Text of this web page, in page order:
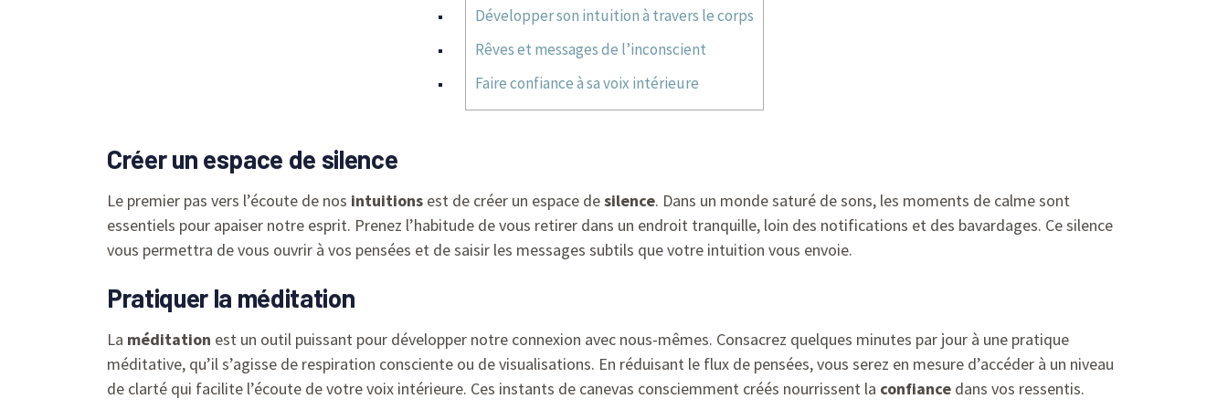
Développer son intuition à travers le corps
Rêves et messages de l’inconscient
Faire confiance à sa voix intérieure
Créer un espace de silence
Le premier pas vers l’écoute de nos intuitions est de créer un espace desilence. Dans un monde saturé de sons, les moments de calme sont
essentiels pour apaiser notre esprit. Prenez l’habitude de vous retirer dans un endroit tranquille, loin des notifications et des bavardages. Ce silence
vous permettra de vous ouvrir à vos pensées et de saisir les messages subtils que votre intuition vous envoie.
Pratiquer la méditation
La méditation est un outil puissant pour développer notre connexion avec nous-mêmes. Consacrez quelques minutes par jour à une pratique
méditative, qu’il s’agisse de respiration consciente ou de visualisations. En réduisant le flux de pensées, vous serez en mesure d’accéder à un niveau
de clarté qui facilite l’écoute de votre voix intérieure. Ces instants de canevas consciemment créés nourrissent la confiance dans vos ressentis.